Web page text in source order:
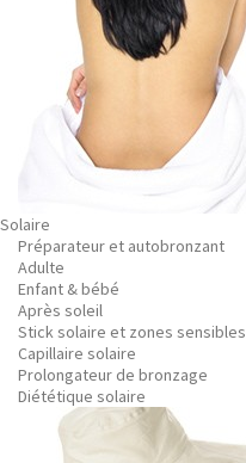
Solaire
Préparateur et autobronzant
Adulte
Enfant & bébé
Après soleil
Stick solaire et zones sensibles
Capillaire solaire
Prolongateur de bronzage
Diététique solaire